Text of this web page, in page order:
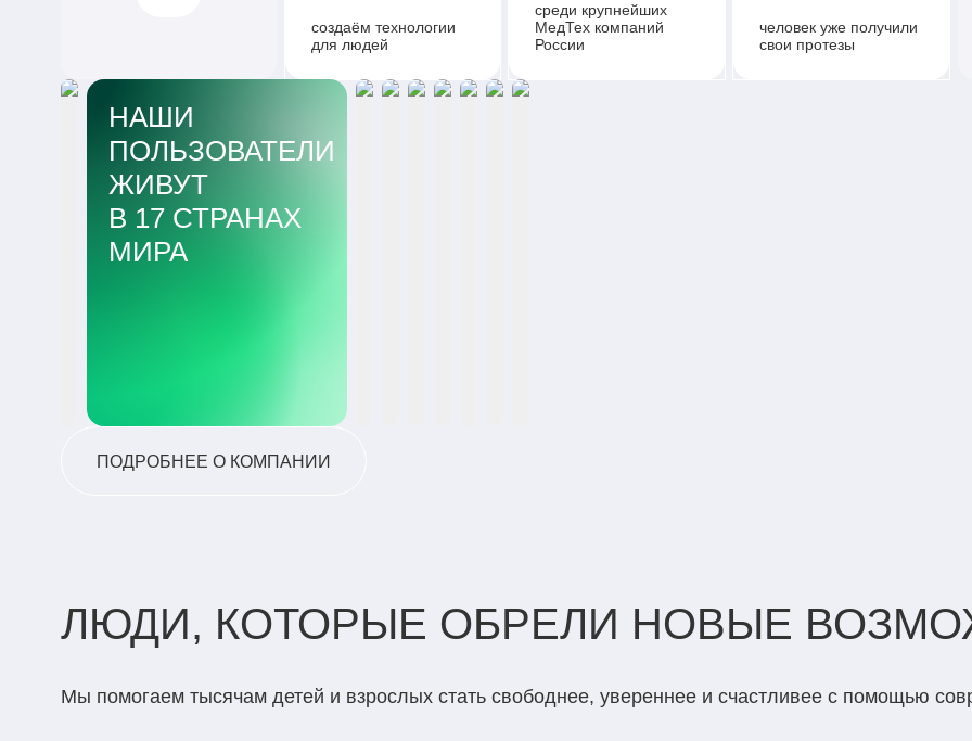
создаём технологии
для людей
среди крупнейших
МедТех компаний
России
человек уже получили
свои протезы
НАШИ
ПОЛЬЗОВАТЕЛИ
ЖИВУТ
В 17 СТРАНАХ
МИРА
ПОДРОБНЕЕ О КОМПАНИИ
ЛЮДИ, КОТОРЫЕ ОБРЕЛИ НОВЫЕ
Мы помогаем тысячам детей и взрослых стать свободнее, увереннее и счастливее с помощью